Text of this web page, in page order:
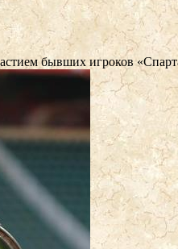
бывших игроков